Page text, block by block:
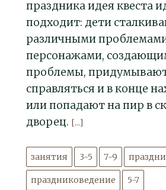
праздника идея квеста
подходит: дети
различными
персонажами,
проблемы,
справляться и в конце
или попадают на пир в
дворец. [...]
занятия 3-5 7-9
праздниковедение 5-7